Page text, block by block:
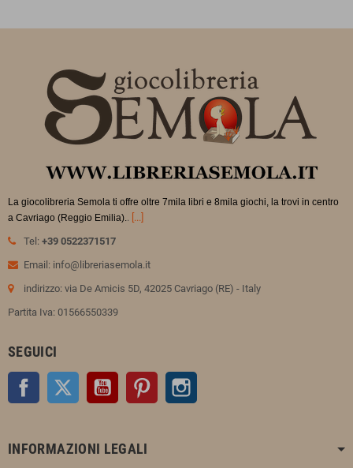
La giocolibreria Semola ti offre oltre 7mila libri e 8mila giochi, la trovi in centro
a Cavriago (Reggio Emilia).. [...]
Tel: +39 0522371517
Email: info@libreriasemola.it
indirizzo: via De Amicis 5D, 42025 Cavriago (RE) - Italy
Partita Iva: 01566550339
SEGUICI
Facebook Twitter YouTube Pinterest
INFORMAZIONI LEGALI